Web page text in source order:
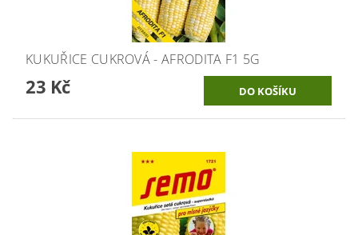
KUKUŘICE CUKROVÁ - AFRODITA F1 5G
23 Kč